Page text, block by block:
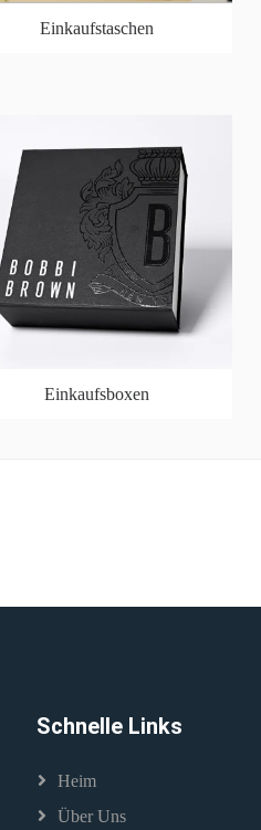
Einkaufstaschen
Einkaufsboxen
Schnelle Links
Heim
Über Uns